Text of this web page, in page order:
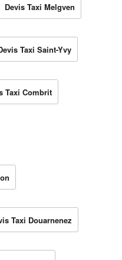
Devis Taxi Melgven
Taxi Saint-Yvy
Taxi Combrit
Taxi Douarnenez